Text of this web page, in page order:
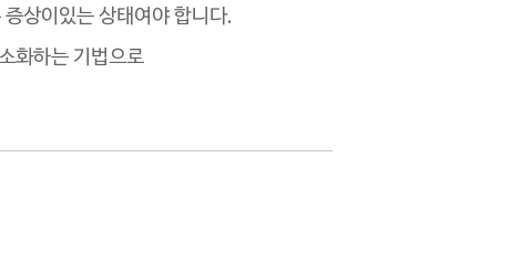
상이있는 상태여야 합니다.
화하는 기법으로